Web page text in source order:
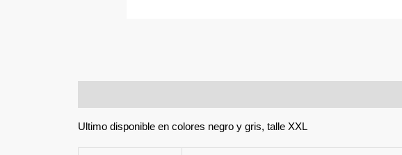
Ultimo disponible en colores negro y gris, talle XXL